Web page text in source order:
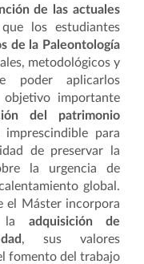
de las actuales
los estudiantes
de la Paleontología
metodológicos y
poder aplicarlos
objetivo importante
del patrimonio
para
de preservar la
la urgencia de
global.
el Máster incorpora
la adquisición de
, sus valores
fomento del trabajo